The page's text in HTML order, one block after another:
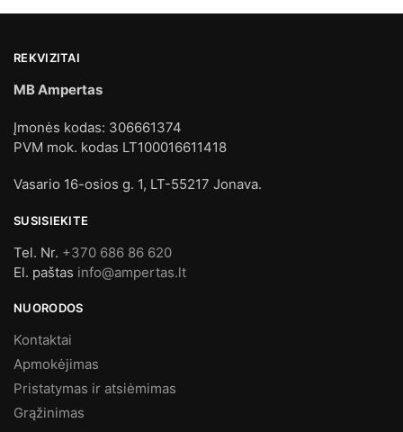
REKVIZITAI
MB Ampertas
Įmonės kodas: 306661374
PVM mok. kodas LT100016611418
Vasario 16-osios g. 1, LT-55217 Jonava.
SUSISIEKITE
Tel. Nr. +370 686 86 620
El. paštas info@ampertas.lt
NUORODOS
Kontaktai
Apmokėjimas
Pristatymas ir atsiėmimas
Grąžinimas